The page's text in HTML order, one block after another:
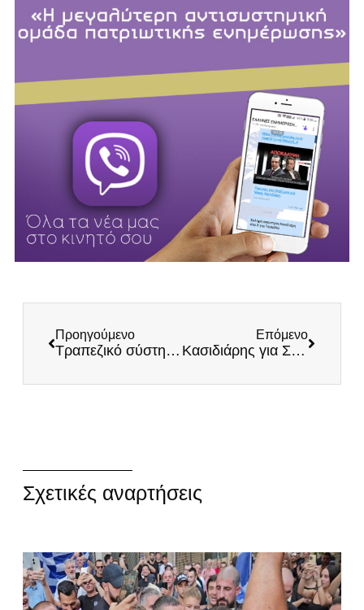
Προηγούμενο
Τραπεζικό σύστημα κατά Ελλήνων: 30 δισ. λιγότερα δάνεια, τέσσερις φορές ακριβότερη χρηματοδότηση από την Ευρώπη
Επόμενο
Κασιδιάρης για Σάμο: Σουρωτήρι τα σύνορα της χώρας με Βορίδη και Μητσοτάκη
Σχετικές αναρτήσεις